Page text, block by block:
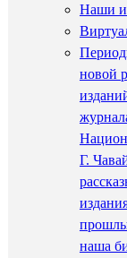
Наши
новой
Г.
наша